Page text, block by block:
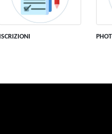
ISCRIZIONI